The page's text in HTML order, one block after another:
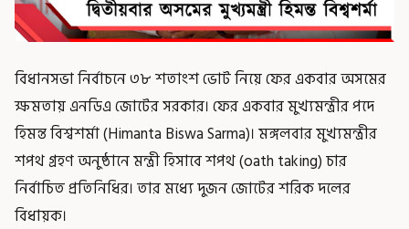
বিধানসভা নির্বাচনে ৩৮ শতাংশ ভোট নিয়ে ফের একবার অসমের
ক্ষমতায় এনডিএ জোটের সরকার। ফের একবার মুখ্যমন্ত্রীর পদে
হিমন্ত বিশ্বশর্মা (Himanta Biswa Sarma)। মঙ্গলবার মুখ্যমন্ত্রীর
শপথ গ্রহণ অনুষ্ঠানে মন্ত্রী হিসাবে শপথ (oath taking) চার
নির্বাচিত প্রতিনিধির। তার মধ্যে দুজন জোটের শরিক দলের
বিধায়ক।